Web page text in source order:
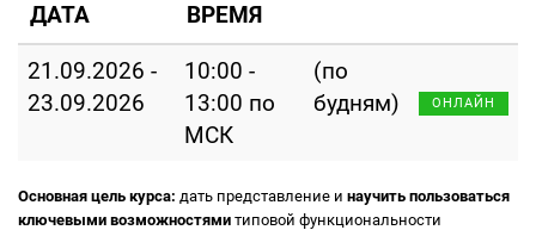
ДАТА ВРЕМЯ
21.09.2026 -
23.09.2026
10:00 -
13:00 по
МСК
(по
будням)
ОНЛАЙН
Основная цель курса: дать представление и научить пользоваться
ключевыми возможностями типовой функциональности